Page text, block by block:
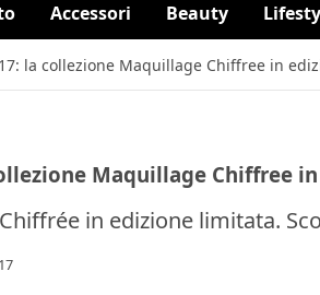
Accessori Beauty
la collezione Maquillage Chiffree in
Maquillage Chiffree
in edizione limitata.